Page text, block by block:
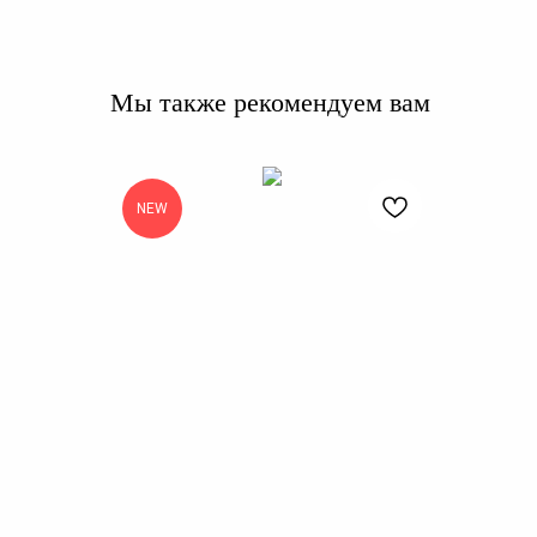
Мы также рекомендуем вам
NEW